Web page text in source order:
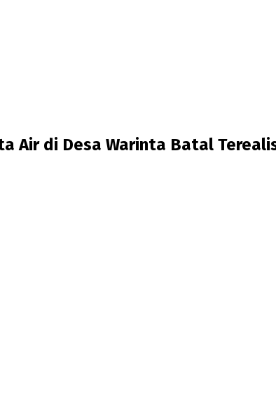
Air di Desa Warinta Batal